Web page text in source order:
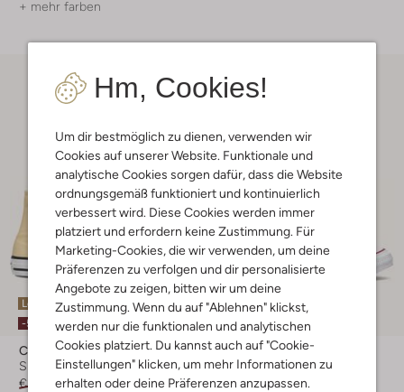
Hm, Cookies!
Um dir bestmöglich zu dienen, verwenden wir
Cookies auf unserer Website. Funktionale und
analytische Cookies sorgen dafür, dass die Website
ordnungsgemäß funktioniert und kontinuierlich
verbessert wird. Diese Cookies werden immer
platziert und erfordern keine Zustimmung. Für
Marketing-Cookies, die wir verwenden, um deine
Präferenzen zu verfolgen und dir personalisierte
Angebote zu zeigen, bitten wir um deine
Zustimmung. Wenn du auf "Ablehnen" klickst,
werden nur die funktionalen und analytischen
Cookies platziert. Du kannst auch auf "Cookie-
Einstellungen" klicken, um mehr Informationen zu
erhalten oder deine Präferenzen anzupassen.
+ mehr farben
Letzter Artikel
-50%
Converse
Sneaker High
€ 54,95 € 26,99
Letzter Artikel
-50%
Converse
Sneaker High
€ 74,99 € 36,99